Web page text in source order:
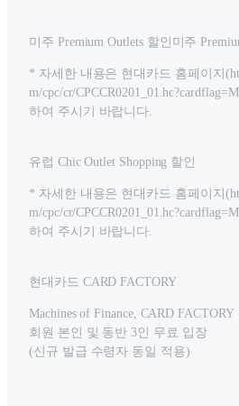
미주 Premium Outlets 할인미주
* 자세한 내용은 현대카드 홈페이지
m/cpc/cr/
하여 주시기 바랍니다.
유럽 Chic Outlet Shopping 할인
* 자세한 내용은 현대카드 홈페이지
m/cpc/cr/
하여 주시기 바랍니다.
현대카드 CARD FACTORY
Machines of Finance, CARD FACTORY
회원 본인 및 동반 3인 무료 입장
(신규 발급 수령자 동일 적용)